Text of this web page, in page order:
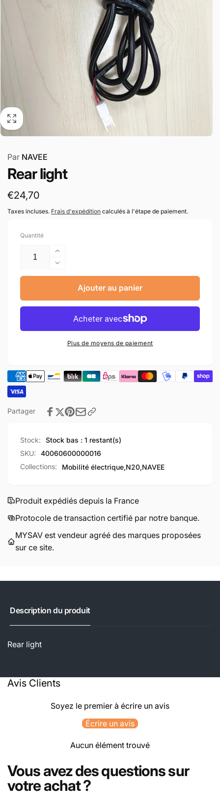
Par NAVEE
Rear light
Prix
habituel
€24,70
Taxes incluses. Frais d'expédition calculés à l'étape de paiement.
Quantité
Augmenter
la
quantité
light
Réduire
la
quantité
de
Rear
Ajouter au panier
Plus de moyens de paiement
Partager
Stock:
Stock bas : 1 restant(s)
SKU:
40060600000016
Collections:
Mobilité électrique,N20,NAVEE
Produit expédiés depuis la France
Protocole de transaction certifié par notre banque.
MYSAV est vendeur agréé des marques proposées
sur ce site.
Description du produit
Rear light
Avis Clients
Soyez le premier à écrire un avis
Écrire un avis
Aucun élément trouvé
Vous avez des questions sur
votre achat ?